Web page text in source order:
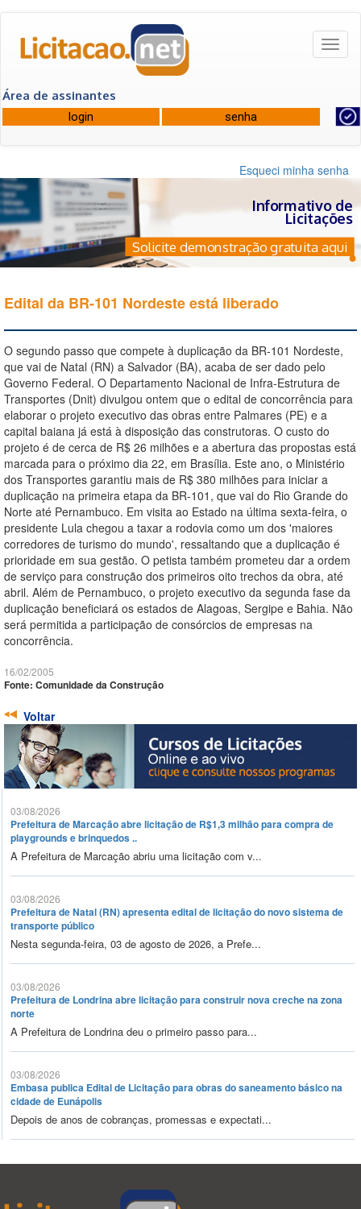
Área de assinantes
Esqueci minha senha
Informativo de
Licitações
Solicite demonstração gratuita aqui
Edital da BR-101 Nordeste está liberado
O segundo passo que compete à duplicação da BR-101 Nordeste,
que vai de Natal (RN) a Salvador (BA), acaba de ser dado pelo
Governo Federal. O Departamento Nacional de Infra-Estrutura de
Transportes (Dnit) divulgou ontem que o edital de concorrência para
elaborar o projeto executivo das obras entre Palmares (PE) e a
capital baiana já está à disposição das construtoras. O custo do
projeto é de cerca de R$ 26 milhões e a abertura das propostas está
marcada para o próximo dia 22, em Brasília. Este ano, o Ministério
dos Transportes garantiu mais de R$ 380 milhões para iniciar a
duplicação na primeira etapa da BR-101, que vai do Rio Grande do
Norte até Pernambuco. Em visita ao Estado na última sexta-feira, o
presidente Lula chegou a taxar a rodovia como um dos 'maiores
corredores de turismo do mundo', ressaltando que a duplicação é
prioridade em sua gestão. O petista também prometeu dar a ordem
de serviço para construção dos primeiros oito trechos da obra, até
abril. Além de Pernambuco, o projeto executivo da segunda fase da
duplicação beneficiará os estados de Alagoas, Sergipe e Bahia. Não
será permitida a participação de consórcios de empresas na
concorrência.
16/02/2005
Fonte: Comunidade da Construção
Voltar
03/08/2026
Prefeitura de Marcação abre licitação de R$1,3 milhão para compra de
playgrounds e brinquedos ..
A Prefeitura de Marcação abriu uma licitação com v...
03/08/2026
Prefeitura de Natal (RN) apresenta edital de licitação do novo sistema de
transporte público
Nesta segunda-feira, 03 de agosto de 2026, a Prefe...
03/08/2026
Prefeitura de Londrina abre licitação para construir nova creche na zona
norte
A Prefeitura de Londrina deu o primeiro passo para...
03/08/2026
Embasa publica Edital de Licitação para obras do saneamento básico na
cidade de Eunápolis
Depois de anos de cobranças, promessas e expectati...